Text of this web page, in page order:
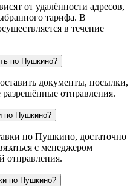
от удалённости адресов,
тарифа. В
в течение
по Пушкино?
документы, посылки,
отправления.
по Пушкино?
по Пушкино, достаточно
с менеджером
отправления.
по Пушкино?